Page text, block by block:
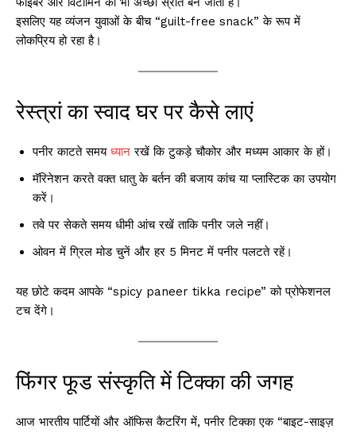
इसलिए यह व्यंजन युवाओं के बीच “guilt-free snack” के रूप में
लोकप्रिय हो रहा है।
रेस्त्रां का स्वाद घर पर कैसे लाएं
पनीर काटते समय ध्यान रखें कि टुकड़े चौकोर और मध्यम आकार के हों।
मॅरिनेशन करते वक्त धातु के बर्तन की बजाय कांच या प्लास्टिक का उपयोग
करें।
तवे पर सेकते समय धीमी आंच रखें ताकि पनीर जले नहीं।
ओवन में ग्रिल मोड चुनें और हर 5 मिनट में पनीर पलटते रहें।
यह छोटे कदम आपके “spicy paneer tikka recipe” को प्रोफेशनल
टच देंगे।
फिंगर फूड संस्कृति में टिक्का की जगह
आज भारतीय पार्टियों और ऑफिस कैटरिंग में, पनीर टिक्का एक “बाइट-साइज़